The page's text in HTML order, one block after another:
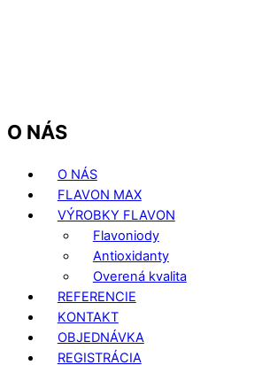
O NÁS
O NÁS
FLAVON MAX
VÝROBKY FLAVON
Flavoniody
Antioxidanty
Overená kvalita
REFERENCIE
KONTAKT
OBJEDNÁVKA
REGISTRÁCIA